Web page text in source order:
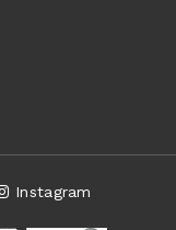
Instagram